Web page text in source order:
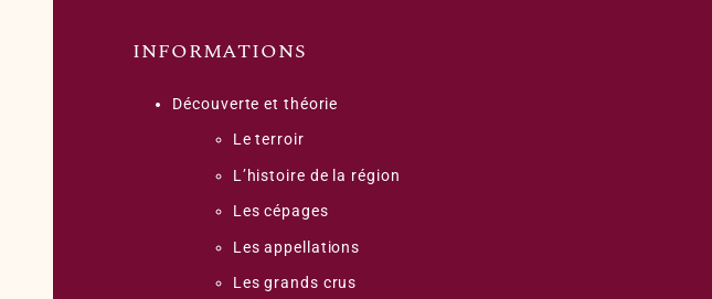
INFORMATIONS
Découverte et théorie
Le terroir
L’histoire de la région
Les cépages
Les appellations
Les grands crus